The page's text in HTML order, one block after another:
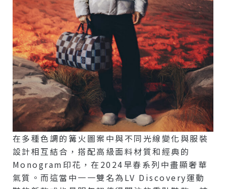
在多種色調的篝火圖案中與不同光線變化與服裝
設計相互結合，搭配高級面料材質和經典的
Monogram印花，在2024早春系列中盡顯奢華
氣質。而這當中一一雙名為LV Discovery運動